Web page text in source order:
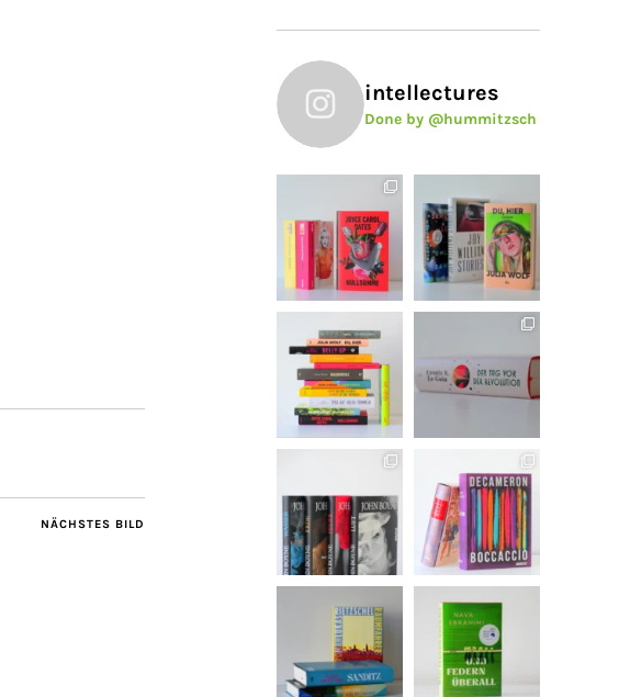
NÄCHSTES BILD
intellectures
Done by @hummitzsch